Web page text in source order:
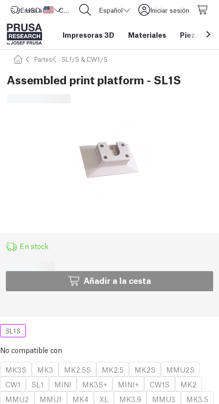
Envío a Estados Unidos
USD ($) CORE One L: ¡Ya disponible! Español Iniciar sesión
Impresoras 3D Materiales Piezas y
Partes SL1/S & CW1/S
Assembled print platform - SL1S
En stock
Añadir a la cesta
SL1S
No compatible con
MK3S
MK3 MK2.5S MK2.5 MK2S
MMU2S
CW1
SL1 MINI MK3S+ MINI+ CW1S
MK2
MMU2
MMU1 MK4 XL MK3.9 MMU3
MK3.5